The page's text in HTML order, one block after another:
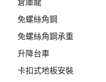
倉庫龍
免螺絲角鋼
免螺絲角鋼承重
升降台車
卡扣式地板安裝